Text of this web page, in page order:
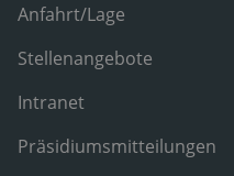
Anfahrt/Lage
Stellenangebote
Intranet
Präsidiumsmitteilungen